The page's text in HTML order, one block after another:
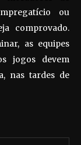
ou
comprovado.
as equipes
jogos devem
nas tardes de